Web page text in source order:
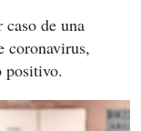
de una
coronavirus,
positivo.